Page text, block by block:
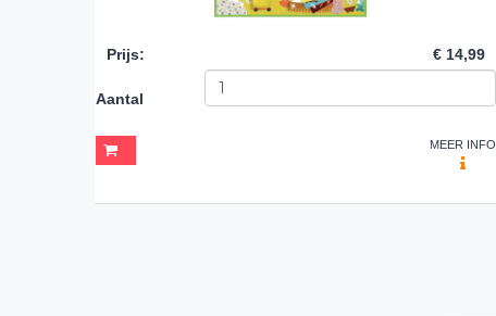
Prijs: € 14,99
Aantal
MEER INFO